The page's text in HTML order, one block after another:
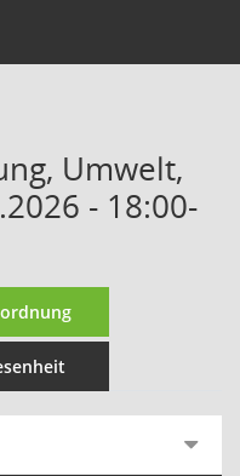
Umwelt,
- 18:00-